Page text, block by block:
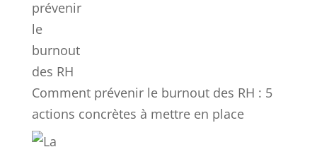
Comment prévenir le burnout des RH : 5
actions concrètes à mettre en place